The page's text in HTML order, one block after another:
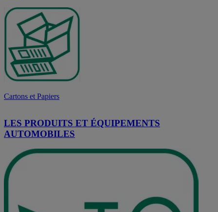
Cartons et Papiers
LES PRODUITS ET ÉQUIPEMENTS
AUTOMOBILES